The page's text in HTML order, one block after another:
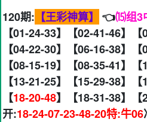
120期: 【王彩神算】 👈⒂组3
【01-24-33】【02-41-46】【
【04-22-30】【06-16-38】【
【08-15-19】【08-35-41】【
【13-21-25】【15-29-38】【
【18-20-48】【18-31-38】【
开:18-24-07-23-48-20特:牛06